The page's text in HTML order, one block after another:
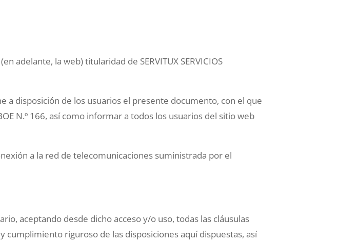
adelante, la web) titularidad de SERVITUX SERVICIOS
a disposición de los usuarios el presente documento, con el que
N.º 166, así como informar a todos los usuarios del sitio web
a la red de telecomunicaciones suministrada por el
aceptando desde dicho acceso y/o uso, todas las cláusulas
riguroso de las disposiciones aquí dispuestas, así